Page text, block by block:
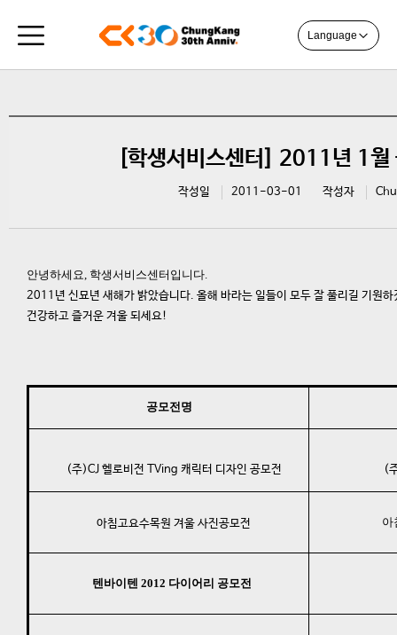
Language
[학생서비스센터] 2011년 1월
작성일 2011-03-01 작성자
안녕하세요, 학생서비스센터입니다.
2011년 신묘년 새해가 밝았습니다. 올해 바라는 일들이 모두 잘 풀리길 기원하
건강하고 즐거운 겨울 되세요!
공모전명
(주)CJ 헬로비전 TVing 캐릭터 디자인 공모전 (
아침고요수목원 겨울 사진공모전 아
텐바이텐 2012 다이어리 공모전